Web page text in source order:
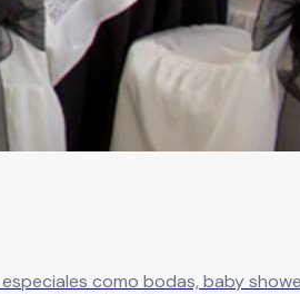
como bodas, baby